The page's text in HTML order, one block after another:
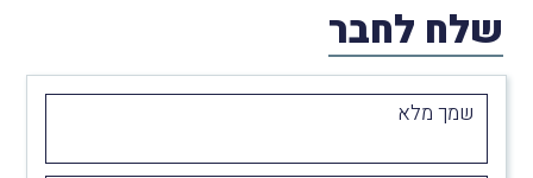
שלח לחבר
שמך מלא